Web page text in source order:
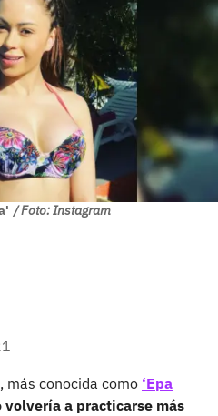
/ Foto: Instagram
más conocida como ‘Epa
volvería a practicarse más